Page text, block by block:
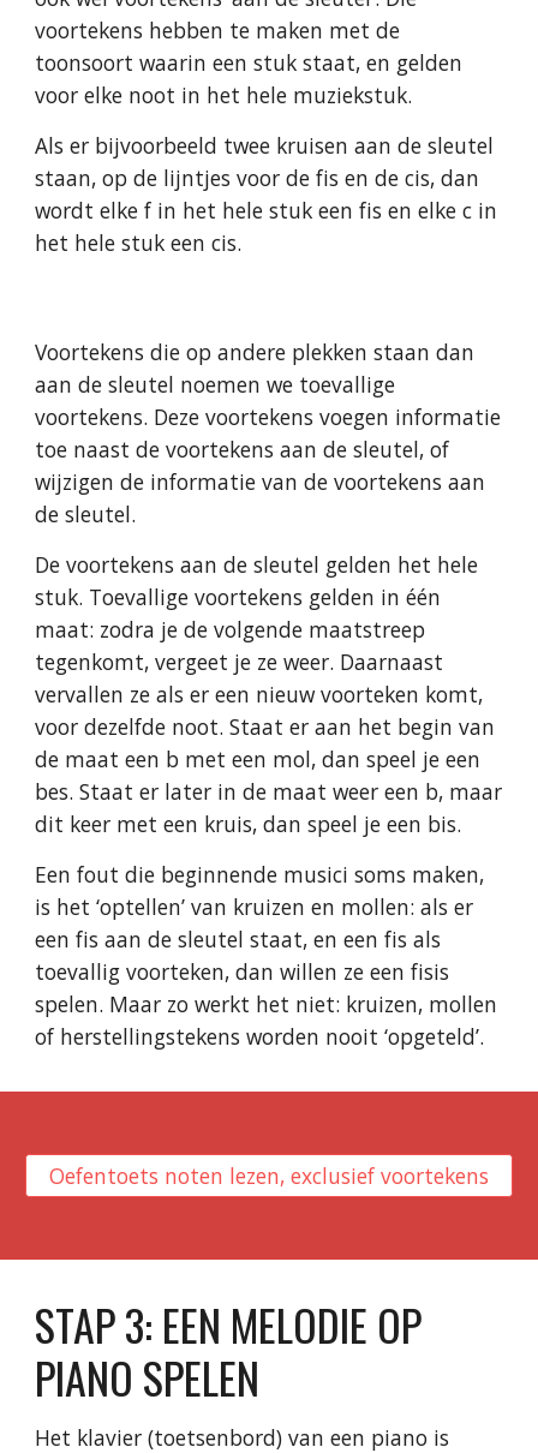
voortekens hebben te maken met de
toonsoort waarin een stuk staat, en gelden
voor elke noot in het hele muziekstuk.
Als er bijvoorbeeld twee kruisen aan de sleutel
staan, op de lijntjes voor de fis en de cis, dan
wordt elke f in het hele stuk een fis en elke c in
het hele stuk een cis.
Voortekens die op andere plekken staan dan
aan de sleutel noemen we toevallige
voortekens. Deze voortekens voegen informatie
toe naast de voortekens aan de sleutel, of
wijzigen de informatie van de voortekens aan
de sleutel.
De voortekens aan de sleutel gelden het hele
stuk. Toevallige voortekens gelden in één
maat: zodra je de volgende maatstreep
tegenkomt, vergeet je ze weer. Daarnaast
vervallen ze als er een nieuw voorteken komt,
voor dezelfde noot. Staat er aan het begin van
de maat een b met een mol, dan speel je een
bes. Staat er later in de maat weer een b, maar
dit keer met een kruis, dan speel je een bis.
Een fout die beginnende musici soms maken,
is het ‘optellen’ van kruizen en mollen: als er
een fis aan de sleutel staat, en een fis als
toevallig voorteken, dan willen ze een fisis
spelen. Maar zo werkt het niet: kruizen, mollen
of herstellingstekens worden nooit ‘opgeteld’.
Oefentoets noten lezen, exclusief voortekens
STAP3: EEN MELODIE OP
PIANO SPELEN
Het klavier (toetsenbord) van een piano is